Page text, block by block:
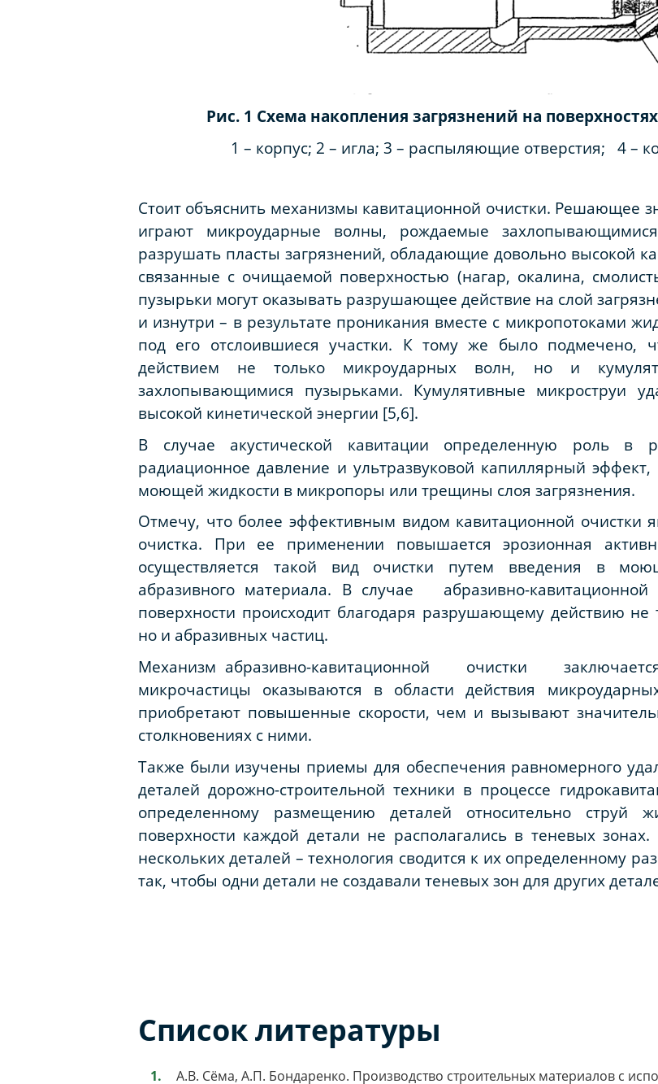
Рис. 1 Схема накопления загрязнений на
1 – корпус; 2 – игла; 3 – распыляющие отверстия; 4 –
Стоит объяснить механизмы кавитационной очистки. Решающее
играют микроударные волны, рождаемые
разрушать пласты загрязнений, обладающие довольно высокой
связанные с очищаемой поверхностью (нагар, окалина,
пузырьки могут оказывать разрушающее действие на слой
и изнутри – в результате проникания вместе с микропотоками
под его отслоившиеся участки. К тому же было подмечено,
действием не только микроударных волн, но и
захлопывающимися пузырьками. Кумулятивные микроструи
высокой кинетической энергии [5,6].
В случае акустической кавитации определенную роль в
радиационное давление и ультразвуковой капиллярный
моющей жидкости в микропоры или трещины слоя загрязнения.
Отмечу, что более эффективным видом кавитационной очистки
очистка. При ее применении повышается эрозионная
осуществляется такой вид очистки путем введения в
абразивного материала. В случае абразивно-кавитационной
поверхности происходит благодаря разрушающему действию не
но и абразивных частиц.
Механизм абразивно-кавитационной очистки
микрочастицы оказываются в области действия
приобретают повышенные скорости, чем и вызывают
столкновениях с ними.
Также были изучены приемы для обеспечения равномерного
деталей дорожно-строительной техники в процессе
определенному размещению деталей относительно струй
поверхности каждой детали не располагались в теневых
нескольких деталей – технология сводится к их определенному
так, чтобы одни детали не создавали теневых зон для других
Список литературы
А.В. Сёма, А.П. Бондаренко. Производство строительных материалов с